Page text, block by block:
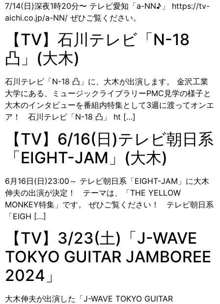
7/14(日)深夜1時20分〜 テレビ愛知「a-NN♪」 https://tv-
aichi.co.jp/a-NN/ ぜひご覧ください。
【TV】石川テレビ「N-18
凸」(大木)
石川テレビ「N-18 凸」に、大木が出演します。 金沢工業
大学にある、ミュージックライブラリーPMC見学の様子と
大木のインタビューを番組内特集として3週に渡ってオンエ
ア！ 石川テレビ「N-18 凸」 ht […]
【TV】6/16(日)テレビ朝日系
「EIGHT-JAM」(大木)
6月16日(日)23:00～ テレビ朝日系「EIGHT-JAM」に大木
伸夫の出演が決定！ テーマは、「THE YELLOW
MONKEY特集」です。 ぜひご覧ください！ テレビ朝日系
「EIGH […]
【TV】3/23(土)「J-WAVE
TOKYO GUITAR JAMBOREE
2024」
大木伸夫が出演した「J-WAVE TOKYO GUITAR